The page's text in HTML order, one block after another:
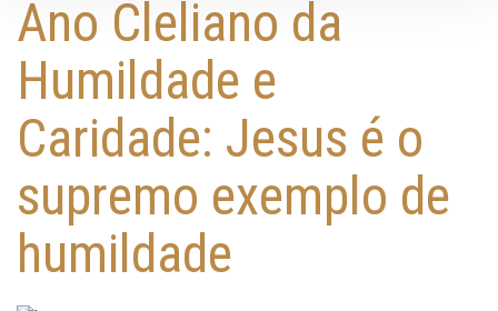
Ano Cleliano da
Humildade e
Caridade: Jesus é o
supremo exemplo de
humildade